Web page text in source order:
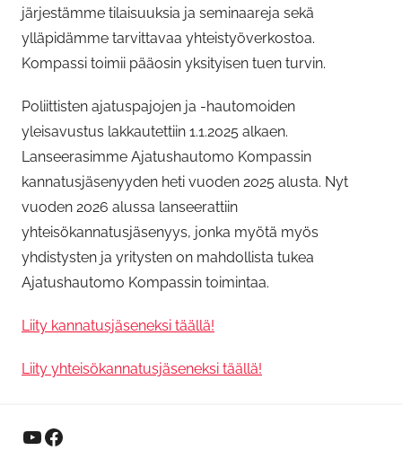
järjestämme tilaisuuksia ja seminaareja sekä
ylläpidämme tarvittavaa yhteistyöverkostoa.
Kompassi toimii pääosin yksityisen tuen turvin.
Poliittisten ajatuspajojen ja -hautomoiden
yleisavustus lakkautettiin 1.1.2025 alkaen.
Lanseerasimme Ajatushautomo Kompassin
kannatusjäsenyyden heti vuoden 2025 alusta. Nyt
vuoden 2026 alussa lanseerattiin
yhteisökannatusjäsenyys, jonka myötä myös
yhdistysten ja yritysten on mahdollista tukea
Ajatushautomo Kompassin toimintaa.
Liity kannatusjäseneksi täällä!
Liity yhteisökannatusjäseneksi täällä!
YouTube
Facebook